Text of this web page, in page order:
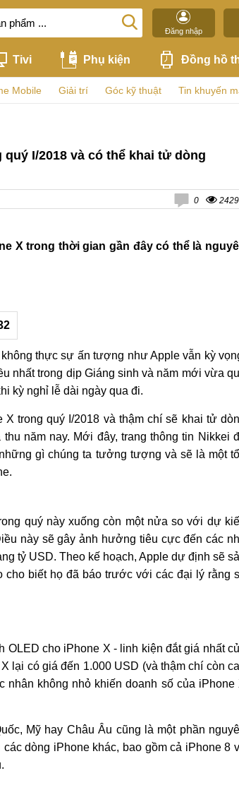
Đăng nhập
Tivi Phụ kiện Đồng hồ
Mobile Giải trí Góc kỹ thuật Tin khuyến
I/2018 và có thể khai tử dòng
0 2429
X trong thời gian gần đây có thể là
thực sự ấn tượng như Apple vẫn kỳ
nhất trong dịp Giáng sinh và năm mới vừa
kỳ nghỉ lễ dài ngày qua đi.
trong quý I/2018 và thậm chí sẽ khai tử
năm nay. Mới đây, trang thông tin Nikkei
gì chúng ta tưởng tượng và sẽ là một
quý này xuống còn một nửa so với dự
này sẽ gây ảnh hưởng tiêu cực đến các
tỷ USD. Theo kế hoạch, Apple dự định sẽ
cho biết họ đã báo trước với các đại lý rằng
cho iPhone X - linh kiện đắt giá nhất
lại có giá đến 1.000 USD (và thậm chí còn
nhân không nhỏ khiến doanh số của iPhone
Mỹ hay Châu Âu cũng là một phần
dòng iPhone khác, bao gồm cả iPhone 8